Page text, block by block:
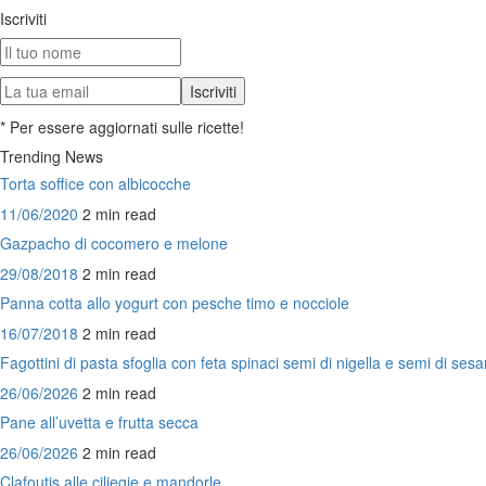
Iscriviti
* Per essere aggiornati sulle ricette!
Trending News
Torta soffice con albicocche
11/06/2020 2 min read
Gazpacho di cocomero e melone
29/08/2018 2 min read
Panna cotta allo yogurt con pesche timo e nocciole
16/07/2018 2 min read
Fagottini di pasta sfoglia con feta spinaci semi di nigella e semi di
26/06/2026 2 min read
Pane all’uvetta e frutta secca
26/06/2026 2 min read
Clafoutis alle ciliegie e mandorle